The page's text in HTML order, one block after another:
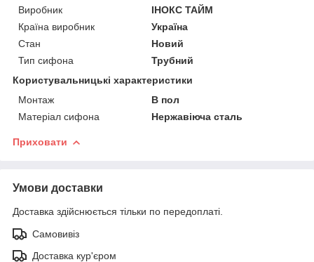
Виробник
ІНОКС ТАЙМ
Країна виробник
Україна
Стан
Новий
Тип сифона
Трубний
Користувальницькі характеристики
Монтаж
В пол
Матеріал сифона
Нержавіюча сталь
Приховати
Умови доставки
Доставка здійснюється тільки по передоплаті.
Самовивіз
Доставка кур'єром